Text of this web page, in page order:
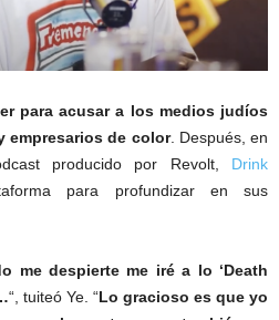
para acusar a los medios judíos
empresarios de color. Después, en
producido por Revolt, Drink
para profundizar en sus
me despierte me iré a lo ‘Death
“, tuiteó Ye. “Lo gracioso es que yo